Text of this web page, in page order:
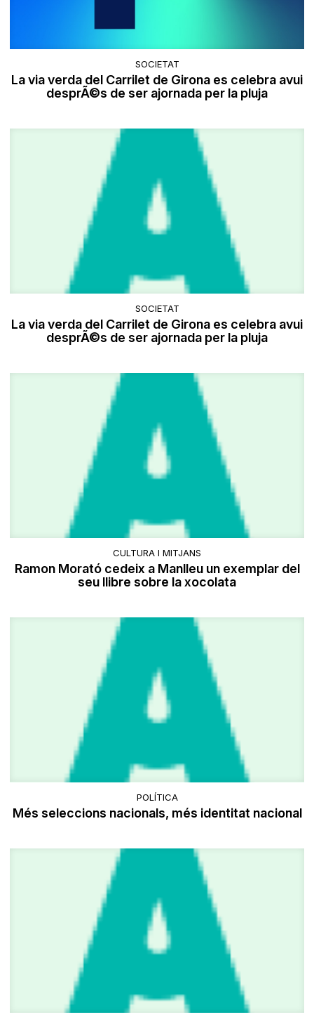
SOCIETAT
La via verda del Carrilet de Girona es celebra avui
desprÃ©s de ser ajornada per la pluja
SOCIETAT
La via verda del Carrilet de Girona es celebra avui
desprÃ©s de ser ajornada per la pluja
CULTURA I MITJANS
Ramon Morató cedeix a Manlleu un exemplar del
seu llibre sobre la xocolata
POLÍTICA
Més seleccions nacionals, més identitat nacional